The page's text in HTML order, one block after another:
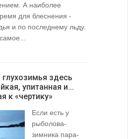
А наиболее
для блеснения -
и по последнему льду.
глухозимья здесь
упитанная и...
к «чертику»
Если есть у
рыболова-
зимника пара-